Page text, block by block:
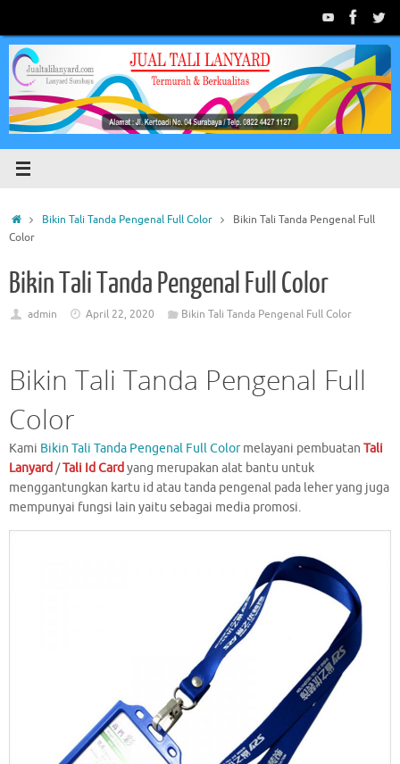
content
HomeBikin Tali Tanda Pengenal Full Color
Bikin Tali Tanda Pengenal Full
Color
Bikin Tali Tanda Pengenal Full Color
admin April 22, 2020 Bikin Tali Tanda Pengenal Full Color
Bikin Tali Tanda Pengenal Full
Color
Kami Bikin Tali Tanda Pengenal Full Colormelayani pembuatan Tali
Lanyard /Tali Id Cardyang merupakan alat bantu untuk
menggantungkan kartu id atau tanda pengenal pada leher yang juga
mempunyai fungsi lain yaitu sebagai media promosi.